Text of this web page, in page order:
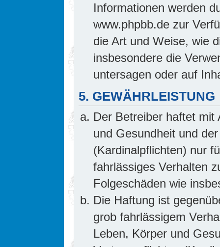
Informationen werden
www.phpbb.de zur
die Art und Weise, wie
insbesondere die
untersagen oder auf
5. GEWÄHRLEISTUNG
Der Betreiber haftet mit
und Gesundheit und
(Kardinalpflichten) nur
fahrlässiges Verhalten
Folgeschäden wie
Die Haftung ist
grob fahrlässigem
Leben, Körper und